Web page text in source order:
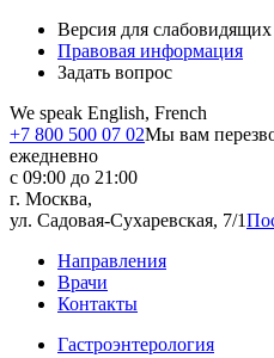
Версия для слабовидящих
Правовая информация
Задать вопрос
We speak English, French
+7 800 500 07 02Мы вам
ежедневно
с 09:00 до 21:00
г. Москва,
ул. Садовая-Сухаревская, 7/1
Направления
Врачи
Контакты
Гастроэнтерология